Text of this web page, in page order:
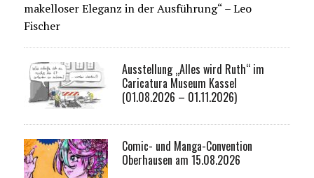
makelloser Eleganz in der Ausführung“ – Leo
Fischer
Ausstellung „Alles wird Ruth“ im
Caricatura Museum Kassel
(01.08.2026 – 01.11.2026)
Comic- und Manga-Convention
Oberhausen am 15.08.2026